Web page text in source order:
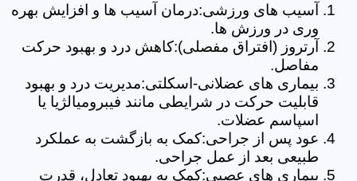
آسیب های ورزشی:درمان آسیب ها و افزایش بهره
وری در ورزش ها.
آرتروز (افتراق مفصلی):کاهش درد و بهبود حرکت
مفاصل.
بیماری های عضلانی-اسکلتی:مدیریت درد و بهبود
قابلیت حرکت در شرایطی مانند فیبرومیالژیا یا
اسپاسم عضلات.
عود پس از جراحی:کمک به بازگشت به عملکرد
طبیعی بعد از عمل جراحی.
بیماری های عصبی:کمک به بهبود تعادل، قدرت